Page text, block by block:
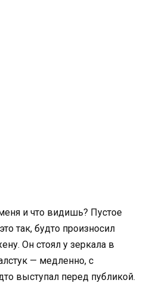
и что видишь? Пустое
так, будто произносил
Он стоял у зеркала в
— медленно, с
выступал перед публикой.